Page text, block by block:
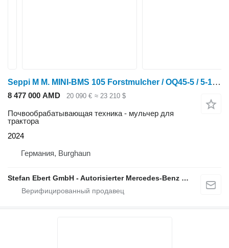
Seppi M M. MINI-BMS 105 Forstmulcher / OQ45-5 / 5-10 to DE
8 477 000 AMD 20 090 € ≈ 23 210 $
Почвообрабатывающая техника - мульчер для
трактора
2024
Германия, Burghaun
Stefan Ebert GmbH - Autorisierter Mercedes-Benz Servicepartner